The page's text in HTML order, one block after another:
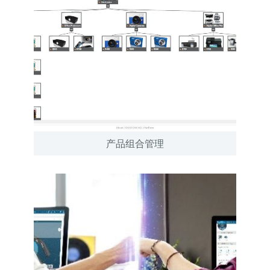
产品组合管理